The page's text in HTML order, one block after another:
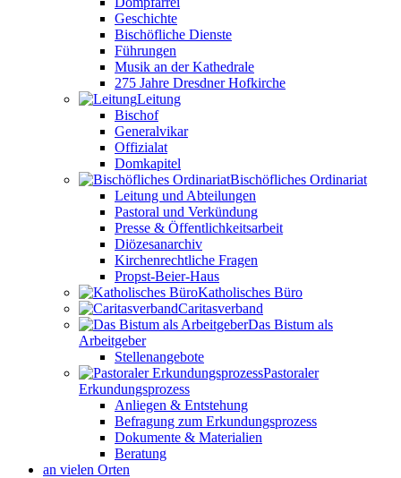
Geschichte
Bischöfliche Dienste
Führungen
Musik an der Kathedrale
275 Jahre Dresdner Hofkirche
Leitung
Bischof
Generalvikar
Offizialat
Domkapitel
Bischöfliches Ordinariat
Leitung und Abteilungen
Pastoral und Verkündung
Presse & Öffentlichkeitsarbeit
Diözesanarchiv
Kirchenrechtliche Fragen
Propst-Beier-Haus
Katholisches Büro
Caritasverband
Das Bistum als
Arbeitgeber
Stellenangebote
Pastoraler
Erkundungsprozess
Anliegen & Entstehung
Befragung zum Erkundungsprozess
Dokumente & Materialien
Beratung
an vielen Orten